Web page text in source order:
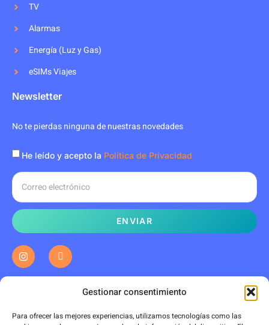
Gestionar consentimiento
Para ofrecer las mejores experiencias, utilizamos tecnologías como las
TV
Alarmas
Energía (Luz y Gas)
eSIMs Viajes
Newsletter
No te pierdas ninguna de nuestras novedades
He leído y acepto la Política de Privacidad
ENVIAR
Servicios prestados por Movistar, Vodafone, Más Orange y